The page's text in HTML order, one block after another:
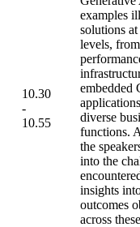
10.30
-
10.55
examples
solutions
levels,
embedded
diverse
functions.
the
into the
insights
outcomes
across